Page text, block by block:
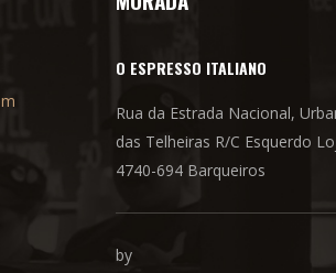
O ESPRESSO ITALIANO
Rua da Estrada Nacional,
das Telheiras R/C Esquerdo
4740-694 Barqueiros
by